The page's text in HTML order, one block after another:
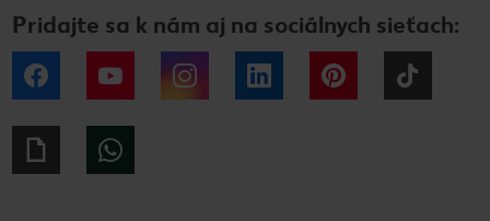
Pridajte sa k nám aj na sociálnych sieťach:
Facebook YouTube Instagram LinkedIn Pinterest
Giphy